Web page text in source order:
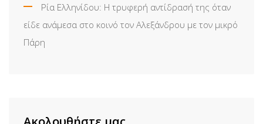
Ρία Ελληνίδου: H τρυφερή αντίδρασή της όταν
είδε ανάμεσα στο κοινό τον Αλεξάνδρου με τον μικρό
Πάρη